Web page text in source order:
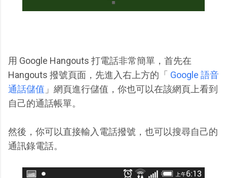
用 Google Hangouts 打電話非常簡單，首先在
Hangouts 撥號頁面，先進入右上方的「 Google 語音
通話儲值 」網頁進行儲值，你也可以在該網頁上看到
自己的通話帳單。
然後，你可以直接輸入電話撥號，也可以搜尋自己的
通訊錄電話。